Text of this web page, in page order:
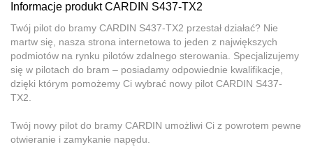
Informacje produkt CARDIN S437-TX2
Twój pilot do bramy CARDIN S437-TX2 przestał działać? Nie
martw się, nasza strona internetowa to jeden z największych
podmiotów na rynku pilotów zdalnego sterowania. Specjalizujemy
się w pilotach do bram – posiadamy odpowiednie kwalifikacje,
dzięki którym pomożemy Ci wybrać nowy pilot CARDIN S437-
TX2.
Twój nowy pilot do bramy CARDIN umożliwi Ci z powrotem pewne
otwieranie i zamykanie napędu.